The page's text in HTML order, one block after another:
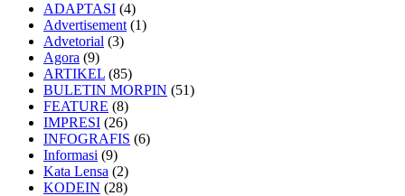
ADAPTASI (4)
Advertisement (1)
Advetorial (3)
Agora (9)
ARTIKEL (85)
BULETIN MORPIN (51)
FEATURE (8)
IMPRESI (26)
INFOGRAFIS (6)
Informasi (9)
Kata Lensa (2)
KODEIN (28)